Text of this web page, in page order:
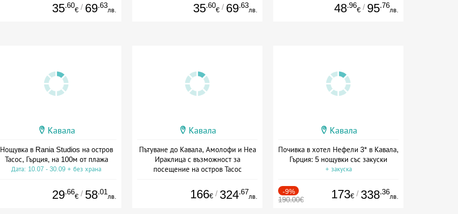
35.60
€ / 69.63
лв. 35.60
€ / 69.63
лв. 48.96
€ / 95.76
лв.
Кавала
Нощувка в Rania Studios на остров
Тасос, Гърция, на 100м от плажа
Дата: 10.07 - 30.09 + без храна
29.66
€ / 58.01
лв.
Кавала
Пътуване до Кавала, Амолофи и Неа
Ираклица с възможност за
посещение на остров Тасос
166€ / 324.67
лв.
Кавала
Почивка в хотел Нефели 3* в Кавала,
Гърция: 5 нощувки със закуски
+ закуска
-9%
190.00€ 173€ / 338.36
лв.